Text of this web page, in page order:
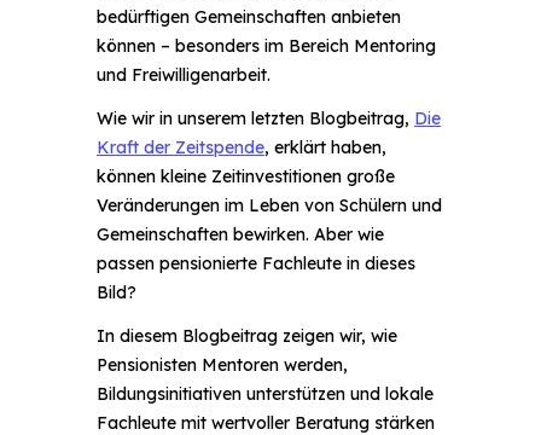
bedürftigen Gemeinschaften anbieten
können – besonders im Bereich Mentoring
und Freiwilligenarbeit.
Wie wir in unserem letzten Blogbeitrag, Die
Kraft der Zeitspende, erklärt haben,
können kleine Zeitinvestitionen große
Veränderungen im Leben von Schülern und
Gemeinschaften bewirken. Aber wie
passen pensionierte Fachleute in dieses
Bild?
In diesem Blogbeitrag zeigen wir, wie
Pensionisten Mentoren werden,
Bildungsinitiativen unterstützen und lokale
Fachleute mit wertvoller Beratung stärken